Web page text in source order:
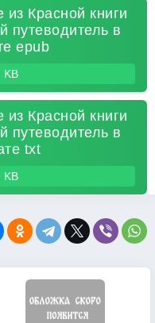
Красной книги
путеводитель в
epub
KB
Красной книги
путеводитель в
txt
KB